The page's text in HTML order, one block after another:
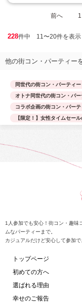
前へ 1
228件中 11〜20件を表示
他の街コン・パーティー
同世代の街コン・パーティー
オトナ同世代の街コン・パ
コラボ企画の街コン・パーテ
【限定！】女性タイムセー
1人参加でも安心！街コン・趣味
ムなパーティーまで。
カジュアルだけど安心して参加
トップページ
初めての方へ
選ばれる理由
幸せのご報告